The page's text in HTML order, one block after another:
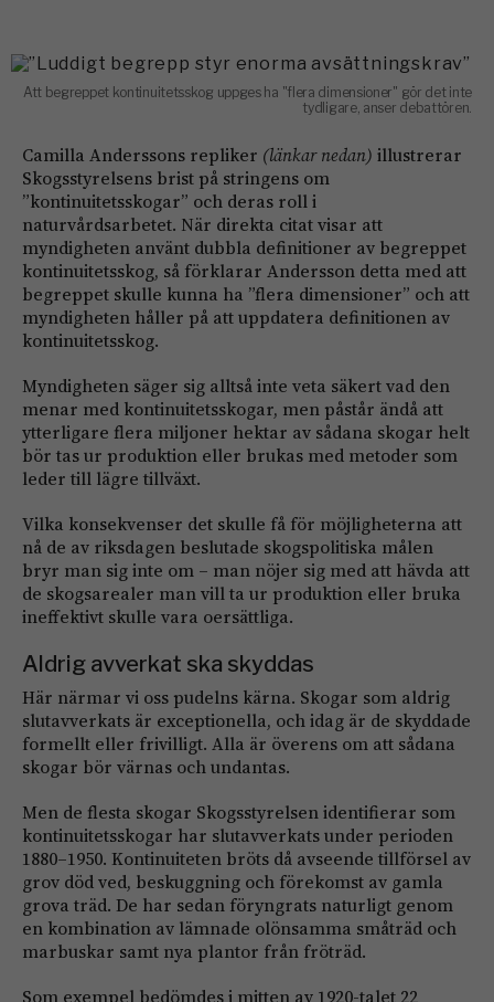
Att begreppet kontinuitetsskog uppges ha "flera dimensioner" gör det inte
tydligare, anser debattören.
Camilla Anderssons repliker (länkar nedan) illustrerar
Skogsstyrelsens brist på stringens om
”kontinuitetsskogar” och deras roll i
naturvårdsarbetet. När direkta citat visar att
myndigheten använt dubbla definitioner av begreppet
kontinuitetsskog, så förklarar Andersson detta med att
begreppet skulle kunna ha ”flera dimensioner” och att
myndigheten håller på att uppdatera definitionen av
kontinuitetsskog.
Myndigheten säger sig alltså inte veta säkert vad den
menar med kontinuitetsskogar, men påstår ändå att
ytterligare flera miljoner hektar av sådana skogar helt
bör tas ur produktion eller brukas med metoder som
leder till lägre tillväxt.
Vilka konsekvenser det skulle få för möjligheterna att
nå de av riksdagen beslutade skogspolitiska målen
bryr man sig inte om – man nöjer sig med att hävda att
de skogsarealer man vill ta ur produktion eller bruka
ineffektivt skulle vara oersättliga.
Aldrig avverkat ska skyddas
Här närmar vi oss pudelns kärna. Skogar som aldrig
slutavverkats är exceptionella, och idag är de skyddade
formellt eller frivilligt. Alla är överens om att sådana
skogar bör värnas och undantas.
Men de flesta skogar Skogsstyrelsen identifierar som
kontinuitetsskogar har slutavverkats under perioden
1880–1950. Kontinuiteten bröts då avseende tillförsel av
grov död ved, beskuggning och förekomst av gamla
grova träd. De har sedan föryngrats naturligt genom
en kombination av lämnade olönsamma småträd och
marbuskar samt nya plantor från fröträd.
Som exempel bedömdes i mitten av 1920-talet 22